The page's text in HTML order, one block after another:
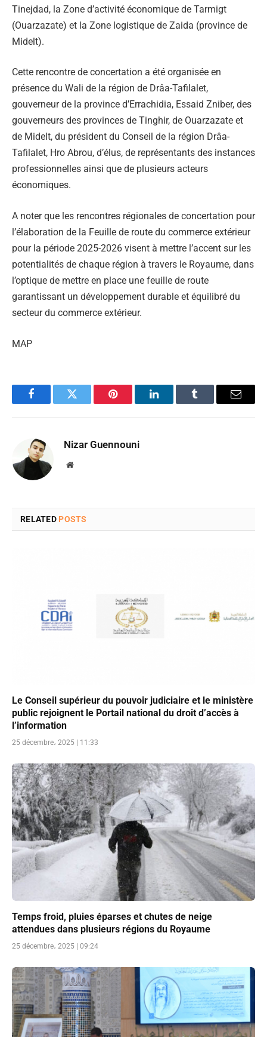
Tinejdad, la Zone d’activité économique de Tarmigt
(Ouarzazate) et la Zone logistique de Zaida (province de
Midelt).
Cette rencontre de concertation a été organisée en
présence du Wali de la région de Drâa-Tafilalet,
gouverneur de la province d’Errachidia, Essaid Zniber, des
gouverneurs des provinces de Tinghir, de Ouarzazate et
de Midelt, du président du Conseil de la région Drâa-
Tafilalet, Hro Abrou, d’élus, de représentants des instances
professionnelles ainsi que de plusieurs acteurs
économiques.
A noter que les rencontres régionales de concertation pour
l’élaboration de la Feuille de route du commerce extérieur
pour la période 2025-2026 visent à mettre l’accent sur les
potentialités de chaque région à travers le Royaume, dans
l’optique de mettre en place une feuille de route
garantissant un développement durable et équilibré du
secteur du commerce extérieur.
MAP
FacebookTwitter Pinterest LinkedInTumblr Email
Nizar Guennouni
Website
RELATED POSTS
Le Conseil supérieur du pouvoir judiciaire et le ministère
public rejoignent le Portail national du droit d’accès à
l’information
25 décembre، 2025 | 11:33
Temps froid, pluies éparses et chutes de neige
attendues dans plusieurs régions du Royaume
25 décembre، 2025 | 09:24